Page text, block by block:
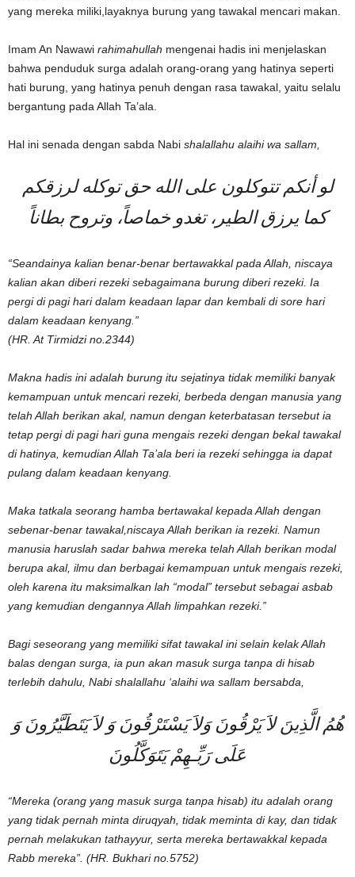
yang mereka miliki,layaknya burung yang tawakal mencari makan.
Imam An Nawawi rahimahullah mengenai hadis ini menjelaskan
bahwa penduduk surga adalah orang-orang yang hatinya seperti
hati burung, yang hatinya penuh dengan rasa tawakal, yaitu selalu
bergantung pada Allah Ta’ala.
Hal ini senada dengan sabda Nabi shalallahu alaihi wa sallam,
لو أنكم تتوكلون على الله حق توكله لرزقكم
كما يرزق الطير، تغدو خماصاً، وتروح بطاناً
“Seandainya kalian benar-benar bertawakkal pada Allah, niscaya
kalian akan diberi rezeki sebagaimana burung diberi rezeki. Ia
pergi di pagi hari dalam keadaan lapar dan kembali di sore hari
dalam keadaan kenyang.”
(HR. At Tirmidzi no.2344)
Makna hadis ini adalah burung itu sejatinya tidak memiliki banyak
kemampuan untuk mencari rezeki, berbeda dengan manusia yang
telah Allah berikan akal, namun dengan keterbatasan tersebut ia
tetap pergi di pagi hari guna mengais rezeki dengan bekal tawakal
di hatinya, kemudian Allah Ta’ala beri ia rezeki sehingga ia dapat
pulang dalam keadaan kenyang.
Maka tatkala seorang hamba bertawakal kepada Allah dengan
sebenar-benar tawakal,niscaya Allah berikan ia rezeki. Namun
manusia haruslah sadar bahwa mereka telah Allah berikan modal
berupa akal, ilmu dan berbagai kemampuan untuk mengais rezeki,
oleh karena itu maksimalkan lah “modal” tersebut sebagai asbab
yang kemudian dengannya Allah limpahkan rezeki.”
Bagi seseorang yang memiliki sifat tawakal ini selain kelak Allah
balas dengan surga, ia pun akan masuk surga tanpa di hisab
terlebih dahulu, Nabishalallahu ‘alaihi wa sallam bersabda,
هُمُ الَّذِينَ لاَ يَرْقُونَ وَلاَ يَسْتَرْقُونَ وَ لاَ يَتَطَيَّرُونَ وَ
عَلَى رَبِّـهِمْ يَتَوَكَّلُونَ
“Mereka (orang yang masuk surga tanpa hisab) itu adalah orang
yang tidak pernah minta diruqyah, tidak meminta di kay, dan tidak
pernah melakukan tathayyur, serta mereka bertawakkal kepada
Rabb mereka”. (HR. Bukhari no.5752)